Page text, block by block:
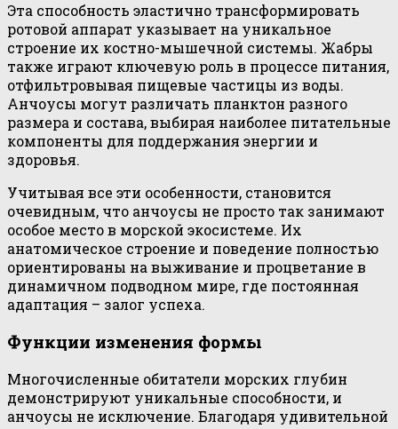
Эта способность эластично трансформировать
ротовой аппарат указывает на уникальное
строение их костно-мышечной системы. Жабры
также играют ключевую роль в процессе питания,
отфильтровывая пищевые частицы из воды.
Анчоусы могут различать планктон разного
размера и состава, выбирая наиболее питательные
компоненты для поддержания энергии и
здоровья.
Учитывая все эти особенности, становится
очевидным, что анчоусы не просто так занимают
особое место в морской экосистеме. Их
анатомическое строение и поведение полностью
ориентированы на выживание и процветание в
динамичном подводном мире, где постоянная
адаптация – залог успеха.
Функции изменения формы
Многочисленные обитатели морских глубин
демонстрируют уникальные способности, и
анчоусы не исключение. Благодаря удивительной